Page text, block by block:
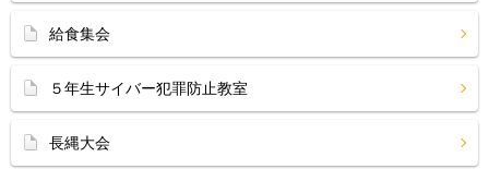
給食集会
５年生サイバー犯罪防止教室
長縄大会